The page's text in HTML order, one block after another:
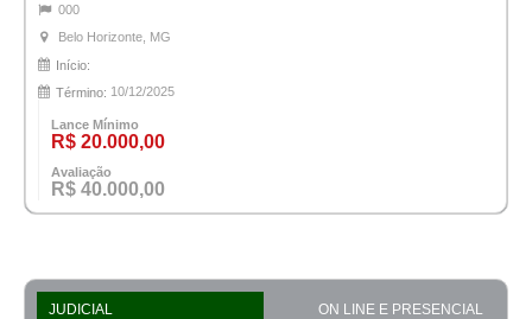
000
Belo Horizonte, MG
Início:
Término: 10/12/2025
Lance Mínimo
R$ 20.000,00
Avaliação
R$ 40.000,00
JUDICIAL ON LINE E PRESENCIAL